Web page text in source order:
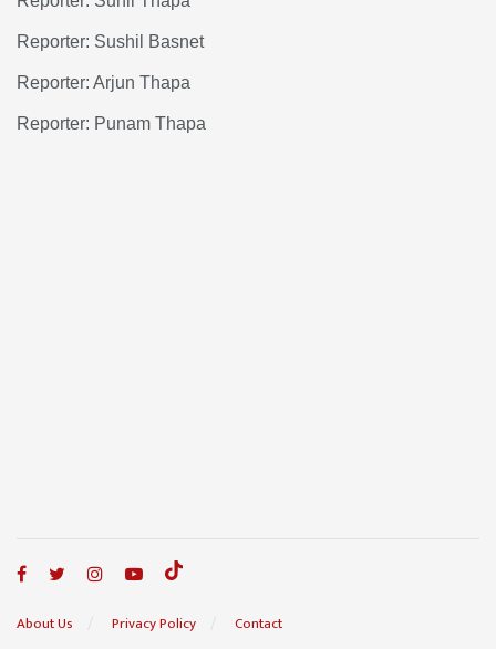
Reporter: Sushil Basnet
Reporter: Arjun Thapa
Reporter: Punam Thapa
About Us Privacy Policy Contact